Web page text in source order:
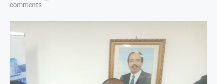
comments